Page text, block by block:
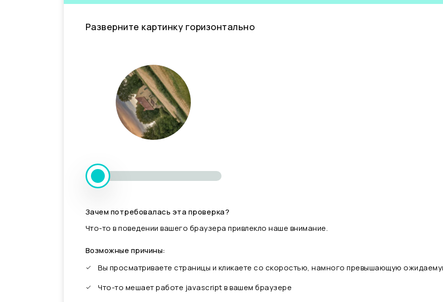
Разверните картинку горизонтально
Зачем потребовалась эта проверка?
Что-то в поведении вашего браузера привлекло наше внимание.
Возможные причины:
Вы просматриваете страницы и кликаете со скоростью, намного превышающую
Что-то мешает работе javascript в вашем браузере